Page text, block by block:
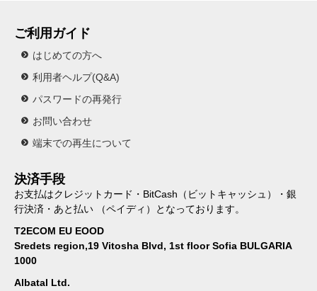
ご利用ガイド
はじめての方へ
利用者ヘルプ(Q&A)
パスワードの再発行
お問い合わせ
端末での再生について
決済手段
お支払はクレジットカード・BitCash（ビットキャッシュ）・銀
行決済・あと払い （ペイディ）となっております。
T2ECOM EU EOOD
Sredets region,19 Vitosha Blvd, 1st floor Sofia BULGARIA
1000
Albatal Ltd.